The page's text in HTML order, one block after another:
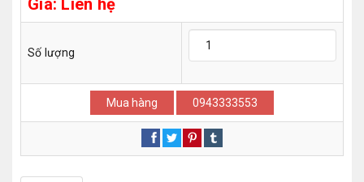
Giá: Liên hệ
Số lượng
Mua hàng 0943333553